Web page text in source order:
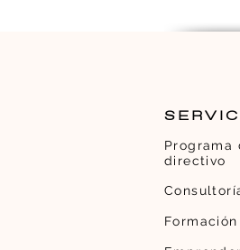
Programa
directivo
Formación